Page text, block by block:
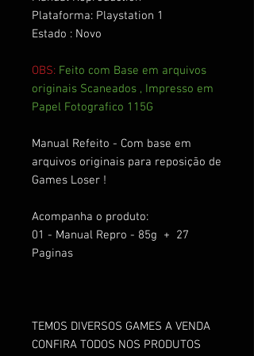
Plataforma: Playstation 1
Estado : Novo
OBS: Feito com Base em arquivos
originais Scaneados , Impresso em
Papel Fotografico 115G
Manual Refeito - Com base em
arquivos originais para reposição de
Games Loser !
Acompanha o produto:
01 - Manual Repro - 85g + 27
Paginas
TEMOS DIVERSOS GAMES A VENDA
CONFIRA TODOS NOS PRODUTOS